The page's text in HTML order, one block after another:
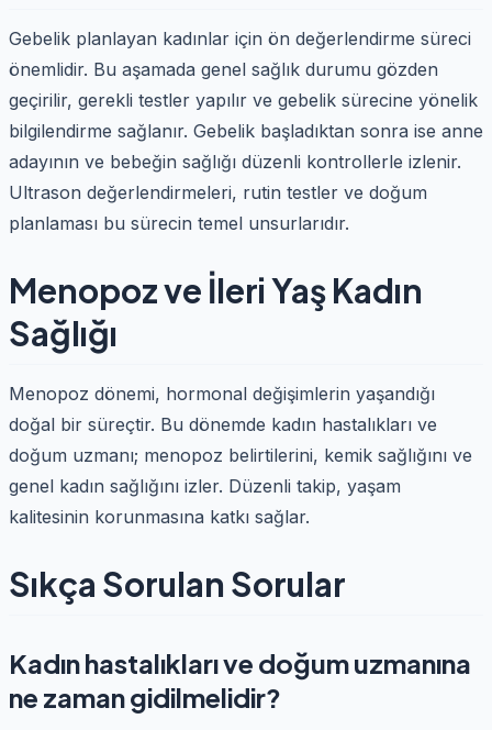
Gebelik planlayan kadınlar için ön değerlendirme süreci
önemlidir. Bu aşamada genel sağlık durumu gözden
geçirilir, gerekli testler yapılır ve gebelik sürecine yönelik
bilgilendirme sağlanır. Gebelik başladıktan sonra ise anne
adayının ve bebeğin sağlığı düzenli kontrollerle izlenir.
Ultrason değerlendirmeleri, rutin testler ve doğum
planlaması bu sürecin temel unsurlarıdır.
Menopoz ve İleri Yaş Kadın
Sağlığı
Menopoz dönemi, hormonal değişimlerin yaşandığı
doğal bir süreçtir. Bu dönemde kadın hastalıkları ve
doğum uzmanı; menopoz belirtilerini, kemik sağlığını ve
genel kadın sağlığını izler. Düzenli takip, yaşam
kalitesinin korunmasına katkı sağlar.
Sıkça Sorulan Sorular
Kadın hastalıkları ve doğum uzmanına
ne zaman gidilmelidir?